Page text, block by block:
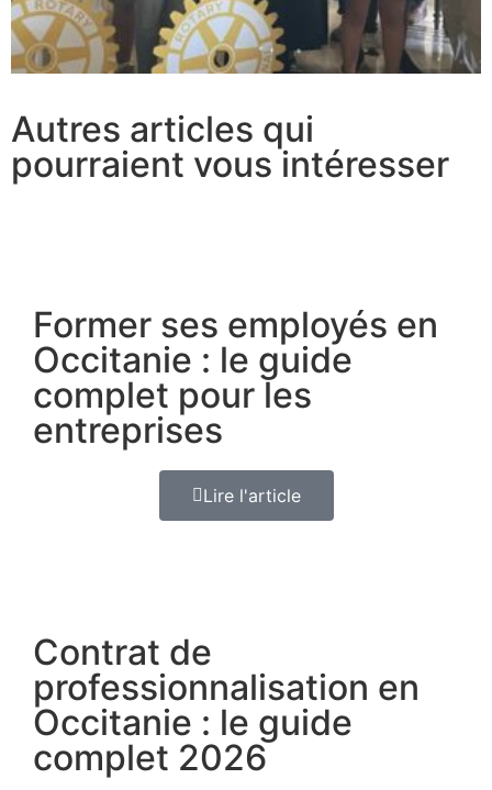
Autres articles qui
pourraient vous intéresser
Former ses employés en
Occitanie : le guide
complet pour les
entreprises
Lire l'article
Contrat de
professionnalisation en
Occitanie : le guide
complet 2026